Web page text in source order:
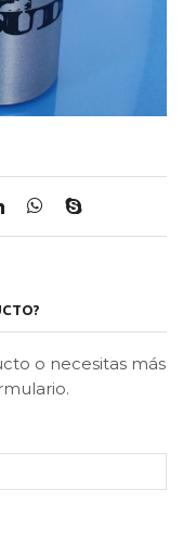
o necesitas más